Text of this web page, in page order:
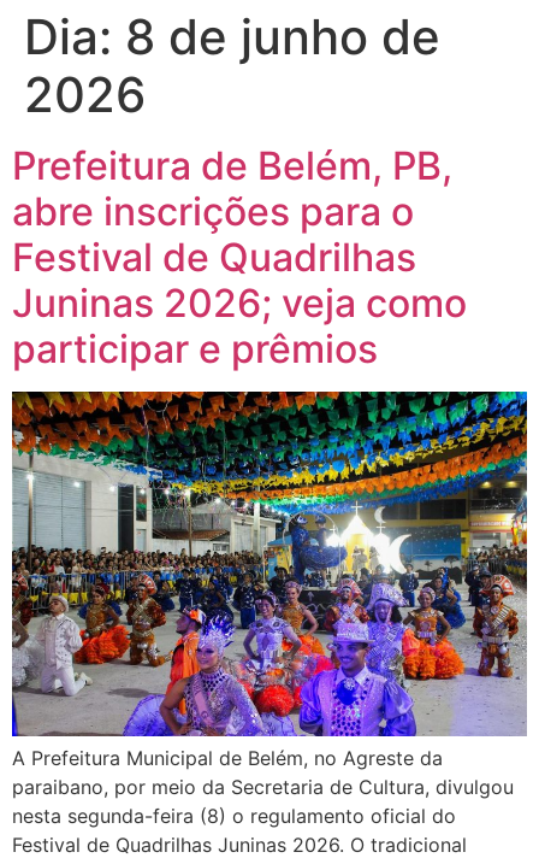
Dia: 8 de junho de
2026
Prefeitura de Belém, PB,
abre inscrições para o
Festival de Quadrilhas
Juninas 2026; veja como
participar e prêmios
A Prefeitura Municipal de Belém, no Agreste da
paraibano, por meio da Secretaria de Cultura, divulgou
nesta segunda-feira (8) o regulamento oficial do
Festival de Quadrilhas Juninas 2026. O tradicional